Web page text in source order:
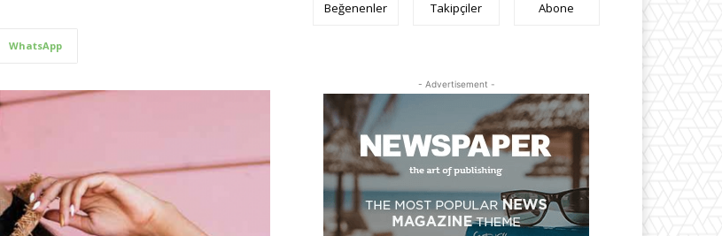
WhatsApp
Beğenenler Takipçiler Abone
- Advertisement -